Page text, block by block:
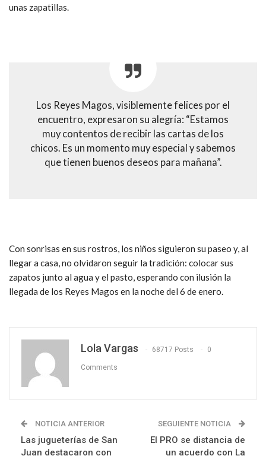
unas zapatillas.
Los Reyes Magos, visiblemente felices por el
encuentro, expresaron su alegría: “Estamos
muy contentos de recibir las cartas de los
chicos. Es un momento muy especial y sabemos
que tienen buenos deseos para mañana”.
Con sonrisas en sus rostros, los niños siguieron su paseo y, al
llegar a casa, no olvidaron seguir la tradición: colocar sus
zapatos junto al agua y el pasto, esperando con ilusión la
llegada de los Reyes Magos en la noche del 6 de enero.
Lola Vargas 68717 Posts 0
Comments
NOTICIA ANTERIOR
Las jugueterías de San
Juan destacaron con
SEGUIENTE NOTICIA
El PRO se distancia de
un acuerdo con La